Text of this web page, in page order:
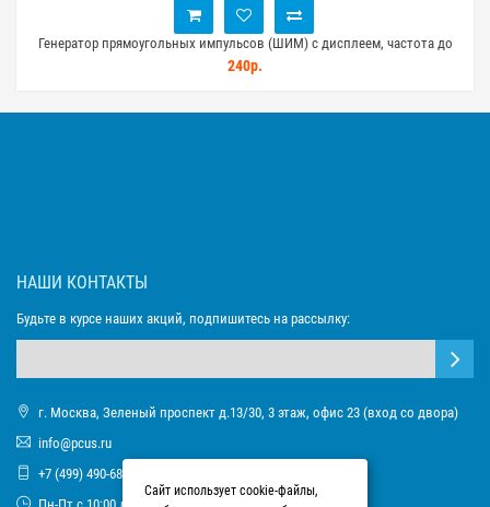
Генератор прямоугольных импульсов (ШИМ) с дисплеем, частота до
150кГц
240р.
НАШИ КОНТАКТЫ
Будьте в курсе наших акций, подпишитесь на рассылку:
г. Москва, Зеленый проспект д.13/30, 3 этаж, офис 23 (вход со двора)
info@pcus.ru
+7 (499) 490-68-93
Сайт использует cookie-файлы,